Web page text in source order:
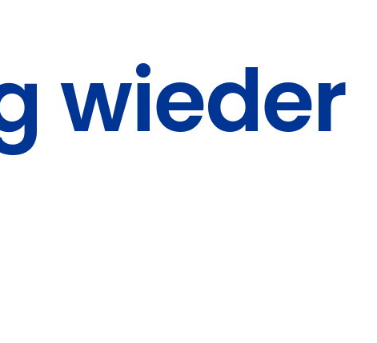
wieder